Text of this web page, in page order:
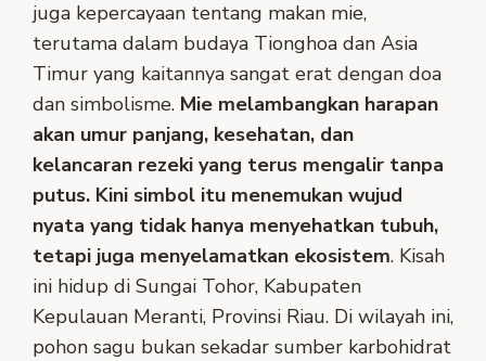
juga kepercayaan tentang makan mie,
terutama dalam budaya Tionghoa dan Asia
Timur yang kaitannya sangat erat dengan doa
dan simbolisme. Mie melambangkan harapan
akan umur panjang, kesehatan, dan
kelancaran rezeki yang terus mengalir tanpa
putus. Kini simbol itu menemukan wujud
nyata yang tidak hanya menyehatkan tubuh,
tetapi juga menyelamatkan ekosistem. Kisah
ini hidup di Sungai Tohor, Kabupaten
Kepulauan Meranti, Provinsi Riau. Di wilayah ini,
pohon sagu bukan sekadar sumber karbohidrat